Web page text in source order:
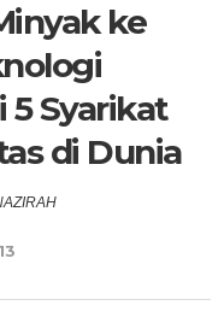
ke
5 Syarikat
di Dunia